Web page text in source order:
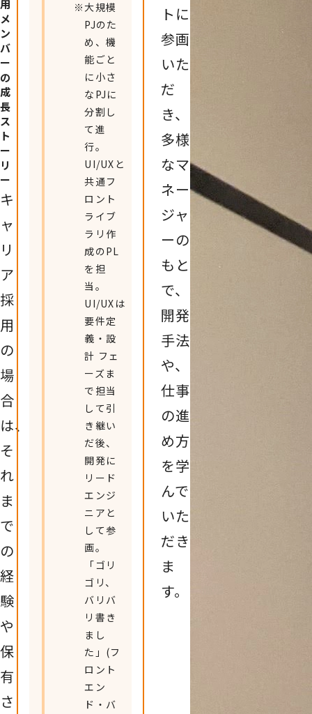
用
メ
ン
バ
ー
の
成
長
ス
ト
ー
リ
ー
キ
ャ
リ
ア
採
用
の
場
合
は、
そ
れ
ま
で
の
経
験
や
保
有
さ
※大規模
PJのた
め、機
能ごと
に小さ
なPJに
分割し
て進
行。
UI/UXと
共通フ
ロント
ライブ
ラリ作
成のPL
を担
当。
UI/UXは
要件定
義・設
計 フェ
ーズま
で担当
して引
き継い
だ後、
開発に
リード
エンジ
ニアと
して参
画。
「ゴリ
ゴリ、
バリバ
リ書き
まし
た」(フ
ロント
エン
ド・バ
トに
参画
いた
だ
き、
多様
なマ
ネー
ジャ
ーの
もと
で、
開発
手法
や、
仕事
の進
め方
を学
んで
いた
だき
ま
す。